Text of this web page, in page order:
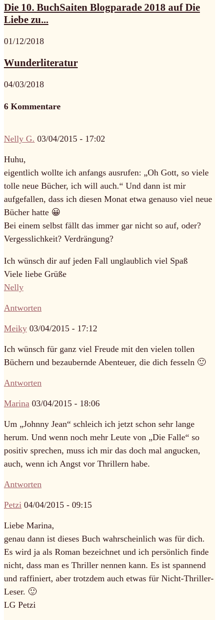
Die 10. BuchSaiten Blogparade 2018 auf Die
Liebe zu...
01/12/2018
Wunderliteratur
04/03/2018
6 Kommentare
Nelly G. 03/04/2015 - 17:02
Huhu,
eigentlich wollte ich anfangs ausrufen: „Oh Gott, so viele
tolle neue Bücher, ich will auch.“ Und dann ist mir
aufgefallen, dass ich diesen Monat etwa genauso viel neue
Bücher hatte 😀
Bei einem selbst fällt das immer gar nicht so auf, oder?
Vergesslichkeit? Verdrängung?
Ich wünsch dir auf jeden Fall unglaublich viel Spaß
Viele liebe Grüße
Nelly
Antworten
Meiky 03/04/2015 - 17:12
Ich wünsch für ganz viel Freude mit den vielen tollen
Büchern und bezaubernde Abenteuer, die dich fesseln 🙂
Antworten
Marina 03/04/2015 - 18:06
Um „Johnny Jean“ schleich ich jetzt schon sehr lange
herum. Und wenn noch mehr Leute von „Die Falle“ so
positiv sprechen, muss ich mir das doch mal angucken,
auch, wenn ich Angst vor Thrillern habe.
Antworten
Petzi 04/04/2015 - 09:15
Liebe Marina,
genau dann ist dieses Buch wahrscheinlich was für dich.
Es wird ja als Roman bezeichnet und ich persönlich finde
nicht, dass man es Thriller nennen kann. Es ist spannend
und raffiniert, aber trotzdem auch etwas für Nicht-Thriller-
Leser. 🙂
LG Petzi